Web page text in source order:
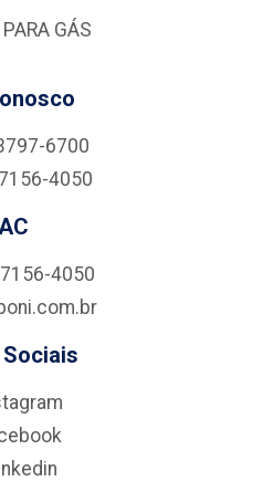
GÁS
6700
4050
4050